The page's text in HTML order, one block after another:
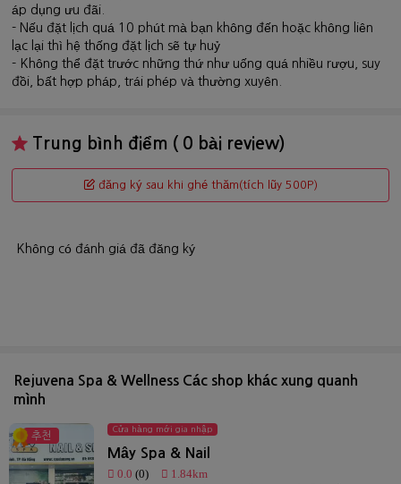
áp dụng ưu đãi.
- Nếu đặt lịch quá 10 phút mà bạn không đến hoặc không liên
lạc lại thì hệ thống đặt lịch sẽ tự huỷ
- Không thể đặt trước những thứ như uống quá nhiều rượu, suy
đồi, bất hợp pháp, trái phép và thường xuyên.
Rejuvena Spa & Wellness Các shop khác xung quanh
mình
추천
Cửa hàng mới gia nhập
Mây Spa & Nail
0.0 (0) 1.84km